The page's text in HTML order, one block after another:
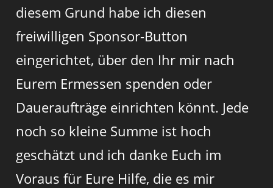
diesem Grund habe ich diesen
freiwilligen Sponsor-Button
eingerichtet, über den Ihr mir nach
Eurem Ermessen spenden oder
Daueraufträge einrichten könnt. Jede
noch so kleine Summe ist hoch
geschätzt und ich danke Euch im
Voraus für Eure Hilfe, die es mir